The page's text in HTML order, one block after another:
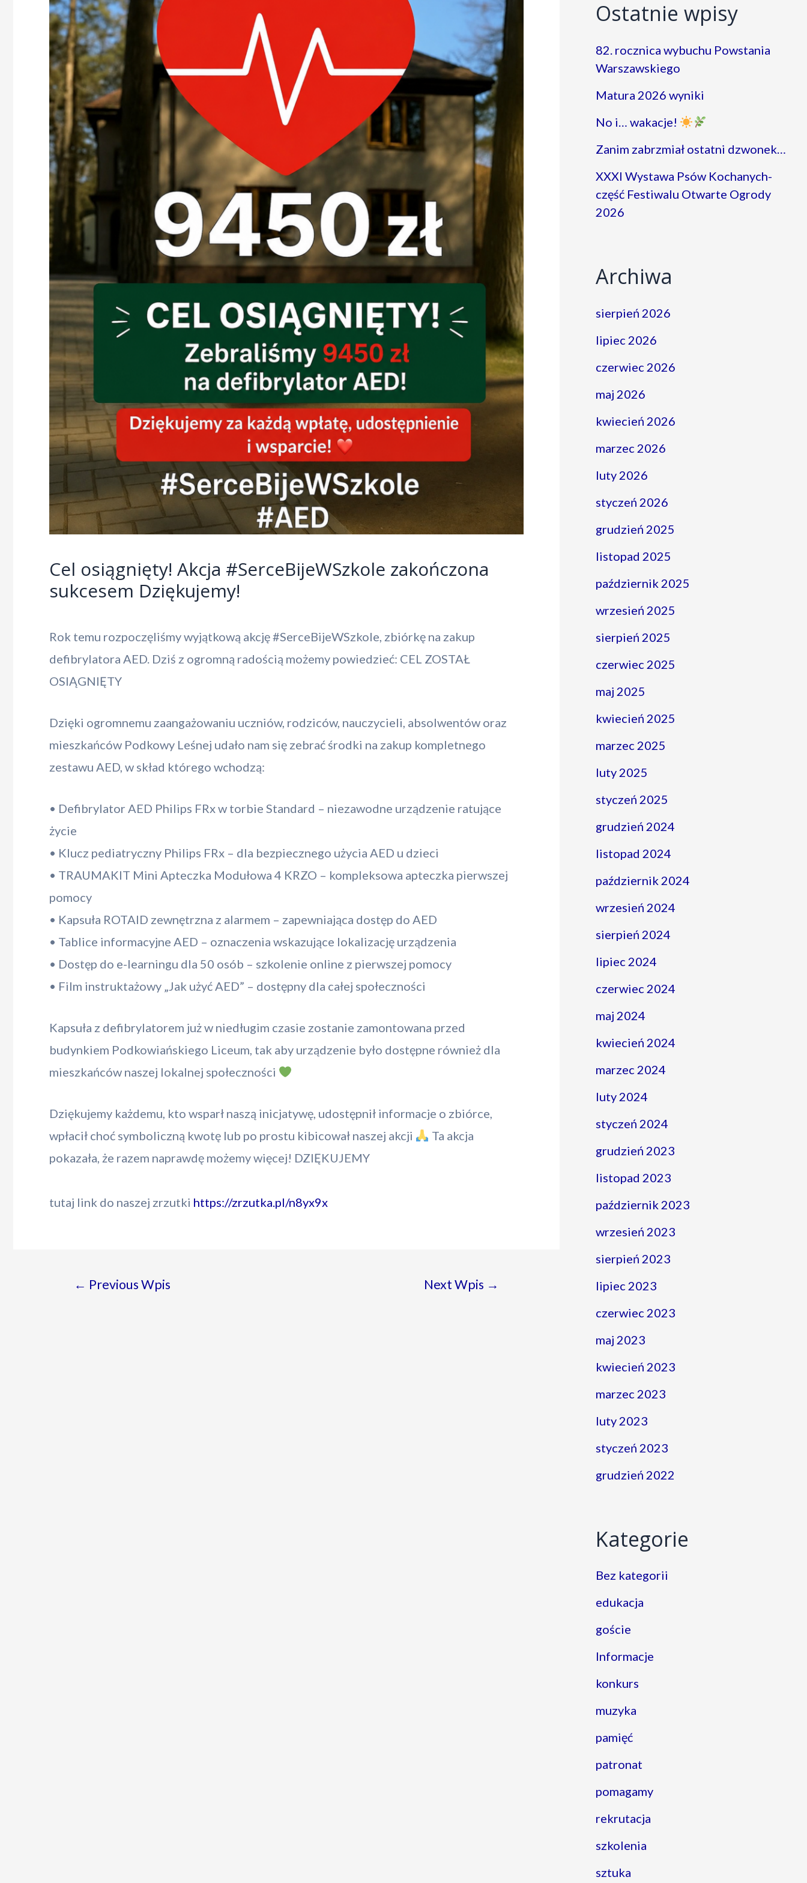
Cel osiągnięty! Akcja #SerceBijeWSzkole zakończona
sukcesem Dziękujemy!
Rok temu rozpoczęliśmy wyjątkową akcję #SerceBijeWSzkole, zbiórkę na zakup
defibrylatora AED. Dziś z ogromną radością możemy powiedzieć: CEL ZOSTAŁ
OSIĄGNIĘTY
Dzięki ogromnemu zaangażowaniu uczniów, rodziców, nauczycieli, absolwentów oraz
mieszkańców Podkowy Leśnej udało nam się zebrać środki na zakup kompletnego
zestawu AED, w skład którego wchodzą:
• Defibrylator AED Philips FRx w torbie Standard – niezawodne urządzenie ratujące
życie
• Klucz pediatryczny Philips FRx – dla bezpiecznego użycia AED u dzieci
• TRAUMAKIT Mini Apteczka Modułowa 4 KRZO – kompleksowa apteczka pierwszej
pomocy
• Kapsuła ROTAID zewnętrzna z alarmem – zapewniająca dostęp do AED
• Tablice informacyjne AED – oznaczenia wskazujące lokalizację urządzenia
• Dostęp do e-learningu dla 50 osób – szkolenie online z pierwszej pomocy
• Film instruktażowy „Jak użyć AED” – dostępny dla całej społeczności
Kapsuła z defibrylatorem już w niedługim czasie zostanie zamontowana przed
budynkiem Podkowiańskiego Liceum, tak aby urządzenie było dostępne również dla
mieszkańców naszej lokalnej społeczności
Dziękujemy każdemu, kto wsparł naszą inicjatywę, udostępnił informacje o zbiórce,
wpłacił choć symboliczną kwotę lub po prostu kibicował naszej akcji
Ta akcja
pokazała, że razem naprawdę możemy więcej! DZIĘKUJEMY
tutaj link do naszej zrzutki https://zrzutka.pl/n8yx9x
Nawigacja
← Previous Wpis Next Wpis →
Ostatnie wpisy
82. rocznica wybuchu Powstania
Warszawskiego
Matura 2026 wyniki
No i… wakacje!
Zanim zabrzmiał ostatni dzwonek…
XXXI Wystawa Psów Kochanych-
część Festiwalu Otwarte Ogrody
2026
Archiwa
sierpień 2026
lipiec 2026
czerwiec 2026
maj 2026
kwiecień 2026
marzec 2026
luty 2026
styczeń 2026
grudzień 2025
listopad 2025
październik 2025
wrzesień 2025
sierpień 2025
czerwiec 2025
maj 2025
kwiecień 2025
marzec 2025
luty 2025
styczeń 2025
grudzień 2024
listopad 2024
październik 2024
wrzesień 2024
sierpień 2024
lipiec 2024
czerwiec 2024
maj 2024
kwiecień 2024
marzec 2024
luty 2024
styczeń 2024
grudzień 2023
listopad 2023
październik 2023
wrzesień 2023
sierpień 2023
lipiec 2023
czerwiec 2023
maj 2023
kwiecień 2023
marzec 2023
luty 2023
styczeń 2023
grudzień 2022
Kategorie
Bez kategorii
edukacja
goście
Informacje
konkurs
muzyka
pamięć
patronat
pomagamy
rekrutacja
szkolenia
sztuka